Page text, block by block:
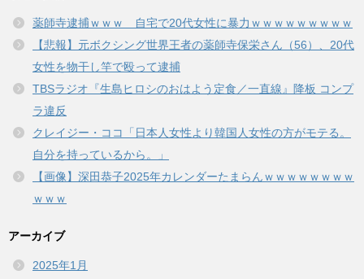
薬師寺逮捕ｗｗｗ 自宅で20代女性に暴力ｗｗｗｗｗｗｗｗｗ
【悲報】元ボクシング世界王者の薬師寺保栄さん（56）、20代
女性を物干し竿で殴って逮捕
TBSラジオ『生島ヒロシのおはよう定食／一直線』降板 コンプ
ラ違反
クレイジー・ココ「日本人女性より韓国人女性の方がモテる。
自分を持っているから。」
【画像】深田恭子2025年カレンダーたまらんｗｗｗｗｗｗｗｗ
ｗｗｗ
アーカイブ
2025年1月